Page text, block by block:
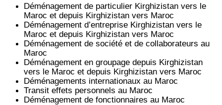
Déménagement de particulier Kirghizistan vers le
Maroc et depuis Kirghizistan vers Maroc
Déménagement d’entreprise Kirghizistan vers le
Maroc et depuis Kirghizistan vers Maroc
Déménagement de société et de collaborateurs au
Maroc
Déménagement en groupage depuis Kirghizistan
vers le Maroc et depuis Kirghizistan vers Maroc
Déménagements internationaux au Maroc
Transit effets personnels au Maroc
Déménagement de fonctionnaires au Maroc